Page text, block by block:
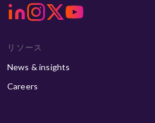
リソース
News & insights
Careers